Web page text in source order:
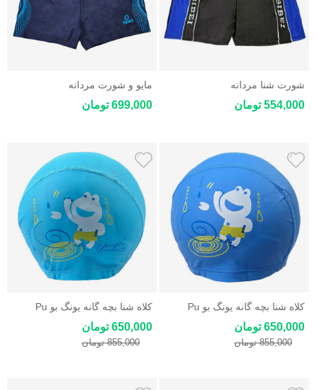
شورت شنا مردانه
554,000 تومان
مایو و شورت مردانه
699,000 تومان
کلاه شنا بچه گانه یونگ بو Pu
Swimming Cap
650,000 تومان
855,000 تومان
کلاه شنا بچه گانه یونگ بو Pu
Swimming Cap
650,000 تومان
855,000 تومان